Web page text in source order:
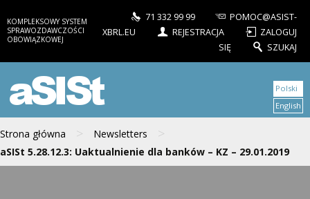
KOMPLEKSOWY SYSTEM
SPRAWOZDAWCZOŚCI
OBOWIĄZKOWEJ
71 332 99 99
POMOC@ASIST-
XBRL.EU
REJESTRACJA
ZALOGUJ
SIĘ
SZUKAJ
aSISt
Strona główna > Newsletters >
aSISt 5.28.12.3: Uaktualnienie dla banków – KZ – 29.01.2019
Polski
English